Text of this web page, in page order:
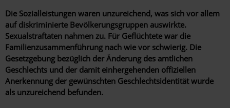
Die Sozialleistungen waren unzureichend, was sich vor allem
auf diskriminierte Bevölkerungsgruppen auswirkte.
Sexualstraftaten nahmen zu. Für Geflüchtete war die
Familienzusammenführung nach wie vor schwierig. Die
Gesetzgebung bezüglich der Änderung des amtlichen
Geschlechts und der damit einhergehenden offiziellen
Anerkennung der gewünschten Geschlechtsidentität wurde
als unzureichend befunden.